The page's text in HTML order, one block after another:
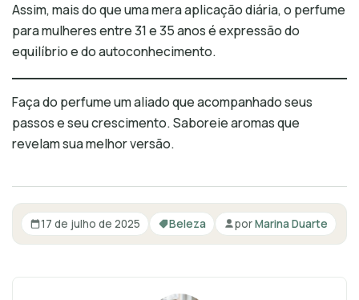
Assim, mais do que uma mera aplicação diária, o perfume
para mulheres entre 31 e 35 anos é expressão do
equilíbrio e do autoconhecimento.
Faça do perfume um aliado que acompanhado seus
passos e seu crescimento. Saboreie aromas que
revelam sua melhor versão.
17 de julho de 2025 Beleza porMarina Duarte